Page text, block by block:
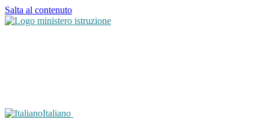
Salta al contenuto
Italiano